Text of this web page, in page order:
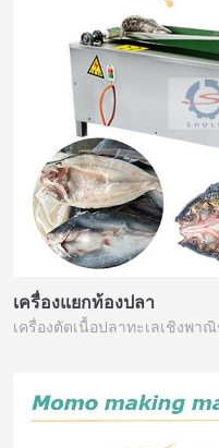
เครื่องแยกท้องปลา
เครื่องตัดเนื้อปลาทะเลเชิงพา